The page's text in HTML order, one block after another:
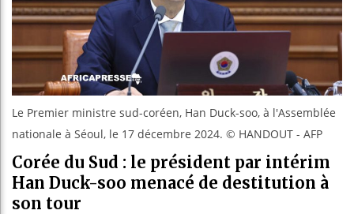
Aliko
Le Premier ministre sud-coréen, Han Duck-soo, à l'Assemblée
nationale à Séoul, le 17 décembre 2024. © HANDOUT - AFP
Corée du Sud : le président par intérim
Han Duck-soo menacé de destitution à
son tour